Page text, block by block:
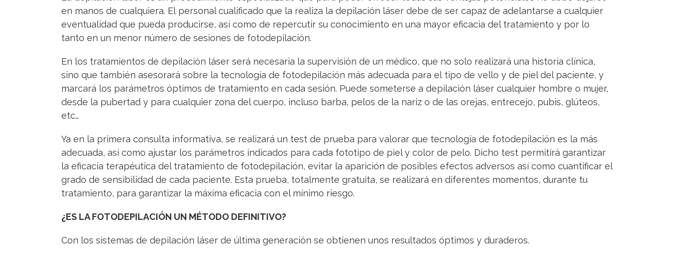
en manos de cualquiera. El personal cualificado que la realiza la depilación láser debe de ser capaz de adelantarse a cualquier
eventualidad que pueda producirse, así como de repercutir su conocimiento en una mayor eficacia del tratamiento y por lo
tanto en un menor número de sesiones de fotodepilación.
En los tratamientos de depilación láser será necesaria la supervisión de un médico, que no solo realizará una historia clínica,
sino que también asesorará sobre la tecnología de fotodepilación más adecuada para el tipo de vello y de piel del paciente, y
marcará los parámetros óptimos de tratamiento en cada sesión. Puede someterse a depilación láser cualquier hombre o mujer,
desde la pubertad y para cualquier zona del cuerpo, incluso barba, pelos de la nariz o de las orejas, entrecejo, pubis, glúteos,
etc…
Ya en la primera consulta informativa, se realizará un test de prueba para valorar que tecnología de fotodepilación es la más
adecuada, así como ajustar los parámetros indicados para cada fototipo de piel y color de pelo. Dicho test permitirá garantizar
la eficacia terapéutica del tratamiento de fotodepilación, evitar la aparición de posibles efectos adversos así como cuantificar el
grado de sensibilidad de cada paciente. Esta prueba, totalmente gratuita, se realizará en diferentes momentos, durante tu
tratamiento, para garantizar la máxima eficacia con el mínimo riesgo.
¿ES LA FOTODEPILACIÓN UN MÉTODO DEFINITIVO?
Con los sistemas de depilación láser de última generación se obtienen unos resultados óptimos y duraderos.